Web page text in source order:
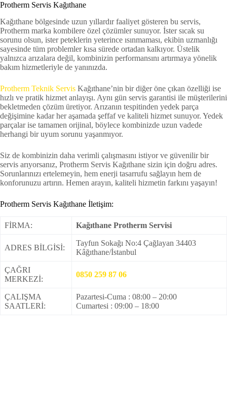
Protherm Servis Kağıthane
Kağıthane bölgesinde uzun yıllardır faaliyet gösteren bu servis,
Protherm marka kombilere özel çözümler sunuyor. İster sıcak su
sorunu olsun, ister peteklerin yeterince ısınmaması, ekibin uzmanlığı
sayesinde tüm problemler kısa sürede ortadan kalkıyor. Üstelik
yalnızca arızalara değil, kombinizin performansını artırmaya yönelik
bakım hizmetleriyle de yanınızda.
Protherm Teknik Servis Kağıthane’nin bir diğer öne çıkan özelliği ise
hızlı ve pratik hizmet anlayışı. Aynı gün servis garantisi ile müşterilerini
bekletmeden çözüm üretiyor. Arızanın tespitinden yedek parça
değişimine kadar her aşamada şeffaf ve kaliteli hizmet sunuyor. Yedek
parçalar ise tamamen orijinal, böylece kombinizde uzun vadede
herhangi bir uyum sorunu yaşanmıyor.
Siz de kombinizin daha verimli çalışmasını istiyor ve güvenilir bir
servis arıyorsanız, Protherm Servis Kağıthane sizin için doğru adres.
Sorunlarınızı ertelemeyin, hem enerji tasarrufu sağlayın hem de
konforunuzu artırın. Hemen arayın, kaliteli hizmetin farkını yaşayın!
Protherm Servis Kağıthane İletişim:
FİRMA: Kağıthane Protherm Servisi
ADRES BİLGİSİ:
Tayfun Sokağı No:4 Çağlayan 34403
Kâğıthane/İstanbul
ÇAĞRI
MERKEZİ:
0850 259 87 06
ÇALIŞMA
SAATLERİ:
Pazartesi-Cuma : 08:00 – 20:00
Cumartesi : 09:00 – 18:00